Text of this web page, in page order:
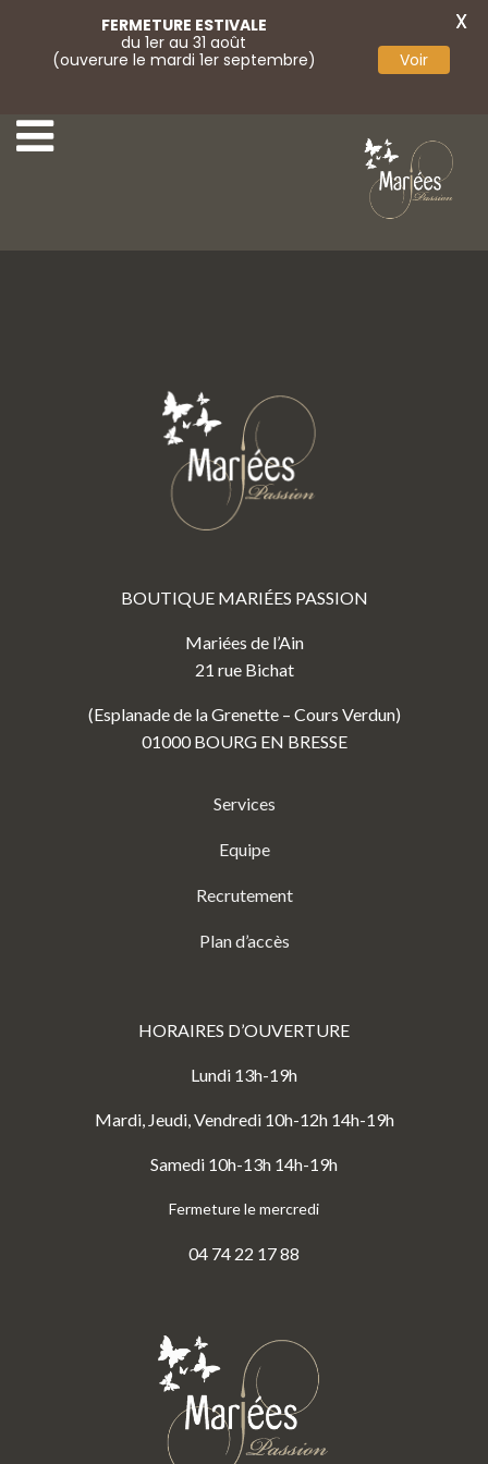
BOUTIQUE MARIÉES PASSION
Mariées de l’Ain
21 rue Bichat
(Esplanade de la Grenette – Cours Verdun)
01000 BOURG EN BRESSE
Services
Equipe
Recrutement
Plan d’accès
HORAIRES D’OUVERTURE
Lundi 13h-19h
Mardi, Jeudi, Vendredi 10h-12h 14h-19h
Samedi 10h-13h 14h-19h
Fermeture le mercredi
04 74 22 17 88
FERMETURE ESTIVALE
du 1er au 31 août
(ouverure le mardi 1er septembre)
Voir
X